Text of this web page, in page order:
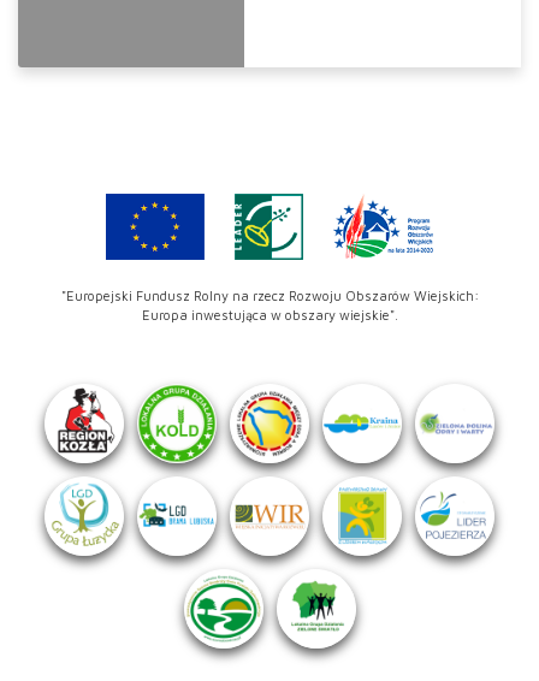
"Europejski Fundusz Rolny na rzecz Rozwoju Obszarów Wiejskich:
Europa inwestująca w obszary wiejskie".